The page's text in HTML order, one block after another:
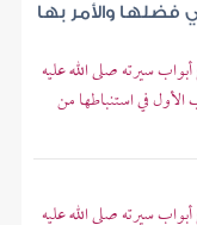
فضلها والأمر بها
سيرته صلى الله عليه
في استنباطها من
سيرته صلى الله عليه